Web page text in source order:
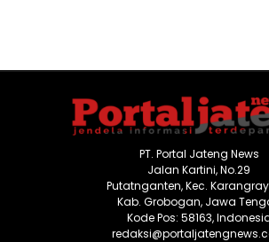
PT. Portal Jateng News
Jalan Kartini, No.29
Putatnganten, Kec.
Kab. Grobogan, Jawa
Kode Pos: 58163,